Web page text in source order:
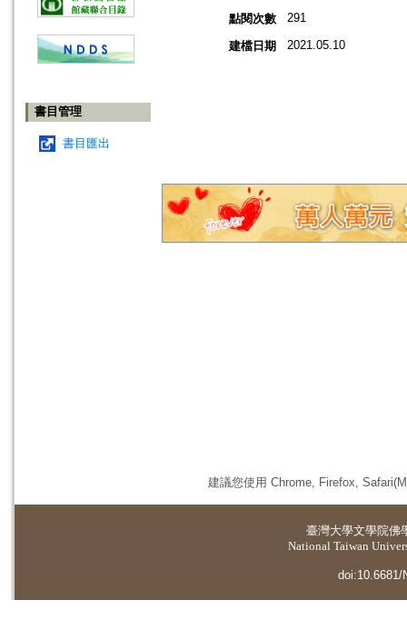
書目管理
書目匯出
點閱次數
291
建檔日期 2021.05.10
建議您使用 Chrome, Firefox,
臺灣大學文學院佛
National Taiwan
doi:10.6681/